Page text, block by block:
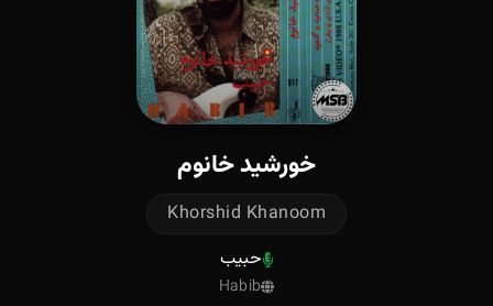
خورشید خانوم
Khorshid Khanoom
حبیب
Habib